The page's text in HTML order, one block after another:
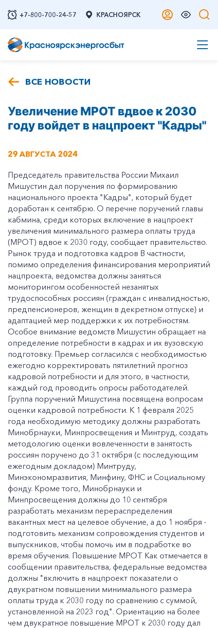
+7-800-700-24-57 КРАСНОЯРСК
ВСЕ НОВОСТИ
Увеличение МРОТ вдвое к 2030
году войдет в нацпроект "Кадры"
29 АВГУСТА 2024
Председатель правительства России Михаил
Мишустин дал поручения по формированию
национального проекта "Кадры", который будет
доработан к сентябрю. О перечне поручений главы
кабмина, среди которых включение в нацпроект
увеличения минимального размера оплаты труда
(МРОТ) вдвое к 2030 году, сообщает правительство.
Рынок труда и подготовка кадров В частности,
помимо определения финансирования мероприятий
нацпроекта, ведомства должны заняться
мониторингом особенностей незанятых
трудоспособных россиян (граждан с инвалидностью,
предпенсионеров, женщин в декретном отпуске) и
адаптацией мер поддержки к их потребностям.
Особое внимание ведомств Мишустин обращает на
определение потребности в кадрах и их вузовскую
подготовку. Премьер согласился с необходимостью
ежегодно корректировать пятилетний прогноз
кадровой потребности и для этого, в частности,
каждый год проводить опросы работодателей.
Группа поручений Мишустина посвящена вопросам
оценки кадровой потребности. К 1 февраля 2025
года необходимую методику должны разработать
Минобрнауки, Минпросвещения и Минтруд, создать
методологию оценки вовлеченности в занятость
россиян поручено до 31 октября (с последующим
ежегодным докладом) Минтруду,
Минэкономразвития, Минфину, ФНС и Социальному
фонду. Кроме того, Минобрнауки и
Минпросвещения должны до 10 сентября
разработать механизм перераспределения
вакантных мест на целевое обучение, а до 1 ноября -
подготовить механизм сопровождения студентов и
выпускников, чтобы помочь им в подработке во
время обучения. Повышение МРОТ Как отмечается в
сообщении правительства, федеральные ведомства
должны "включить в нацпроект показатели о
двукратном повышении минимального размера
оплаты труда к 2030 году по сравнению с суммой,
установленной на 2023 год". Ориентацию на более
чем двукратное повышение МРОТ к 2030 году дал